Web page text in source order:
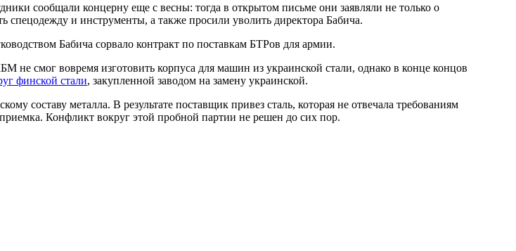
сообщали концерну еще с весны: тогда в открытом письме они заявляли не только о
спецодежду и инструменты, а также просили уволить директора Бабича.
Бабича сорвало контракт по поставкам БТРов для армии.
не смог вовремя изготовить корпуса для машин из украинской стали, однако в конце концов
финской стали, закупленной заводом на замену украинской.
составу металла. В результате поставщик привез сталь, которая не отвечала требованиям
Конфликт вокруг этой пробной партии не решен до сих пор.